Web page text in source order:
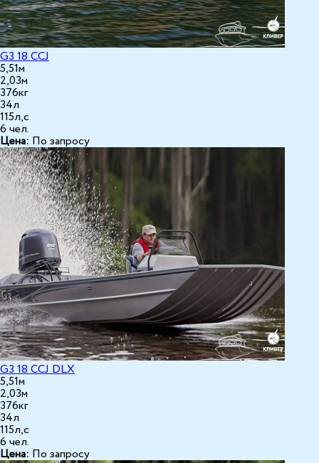
G3 18 CCJ
5,51м
2,03м
376кг
34л
115л,с
6 чел.
Цена: По запросу
G3 18 CCJ DLX
5,51м
2,03м
376кг
34л
115л,с
6 чел.
Цена: По запросу